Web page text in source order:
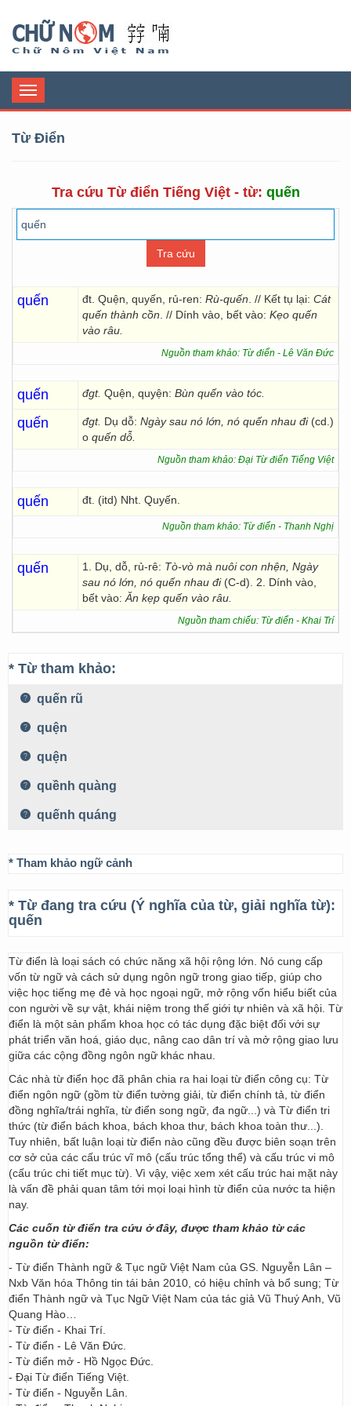
Toggle
navigation
Từ Điển
Tra cứu Từ điển Tiếng Việt - từ: quến
quến đt. Quện, quyến, rủ-ren: Rù-quến . // Kết tụ lại: Cát
quến thành cồn . // Dính vào, bết vào: Kẹo quến
vào râu.
Nguồn tham khảo: Từ điển - Lê Văn Đức
quến đgt. Quện, quyện: Bùn quến vào tóc.
quến đgt. Dụ dỗ: Ngày sau nó lớn, nó quến nhau đi(cd.)
o quến dỗ.
Nguồn tham khảo: Đại Từ điển Tiếng Việt
quến đt. (itd) Nht. Quyến.
Nguồn tham khảo: Từ điển - Thanh Nghị
quến 1. Dụ, dỗ, rủ-rê: Tò-vò mà nuôi con nhện, Ngày
sau nó lớn, nó quến nhau đi(C-d). 2. Dính vào,
bết vào: Ăn kẹp quến vào râu.
Nguồn tham chiếu: Từ điển - Khai Trí
* Từ tham khảo:
quến rũ
quện
quện
quềnh quàng
quếnh quáng
* Tham khảo ngữ cảnh
* Từ đang tra cứu (Ý nghĩa của từ, giải nghĩa từ):
quến
Từ điển là loại sách có chức năng xã hội rộng lớn. Nó cung cấp
vốn từ ngữ và cách sử dụng ngôn ngữ trong giao tiếp, giúp cho
việc học tiếng mẹ đẻ và học ngoại ngữ, mở rộng vốn hiểu biết của
con người về sự vật, khái niệm trong thế giới tự nhiên và xã hội. Từ
điển là một sản phẩm khoa học có tác dụng đặc biệt đối với sự
phát triển văn hoá, giáo dục, nâng cao dân trí và mở rộng giao lưu
giữa các cộng đồng ngôn ngữ khác nhau.
Các nhà từ điển học đã phân chia ra hai loại từ điển công cụ: Từ
điển ngôn ngữ (gồm từ điển tường giải, từ điển chính tả, từ điển
đồng nghĩa/trái nghĩa, từ điển song ngữ, đa ngữ...) và Từ điển tri
thức (từ điển bách khoa, bách khoa thư, bách khoa toàn thư...).
Tuy nhiên, bất luận loại từ điển nào cũng đều được biên soạn trên
cơ sở của các cấu trúc vĩ mô (cấu trúc tổng thể) và cấu trúc vi mô
(cấu trúc chi tiết mục từ). Vì vậy, việc xem xét cấu trúc hai mặt này
là vấn đề phải quan tâm tới mọi loại hình từ điển của nước ta hiện
nay.
Các cuốn từ điển tra cứu ở đây, được tham khảo từ các
nguồn từ điển:
- Từ điển Thành ngữ & Tục ngữ Việt Nam của GS. Nguyễn Lân –
Nxb Văn hóa Thông tin tái bản 2010, có hiệu chỉnh và bổ sung; Từ
điển Thành ngữ và Tục Ngữ Việt Nam của tác giả Vũ Thuý Anh, Vũ
Quang Hào…
- Từ điển - Khai Trí.
- Từ điển - Lê Văn Đức.
- Từ điển mở - Hồ Ngọc Đức.
- Đại Từ điển Tiếng Việt.
- Từ điển - Nguyễn Lân.